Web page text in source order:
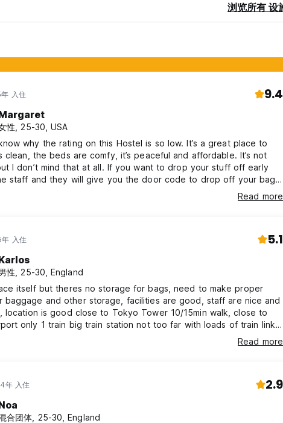
浏览所有 设
入住 9.4
性, 25-30, USA
why the rating on this Hostel is so low. It’s a great place to
clean, the beds are comfy, it’s peaceful and affordable. It’s not
I don’t mind that at all. If you want to drop your stuff off early
staff and they will give you the door code to drop off your bags
Read more
入住 5.1
性, 25-30, England
itself but theres no storage for bags, need to make proper
baggage and other storage, facilities are good, staff are nice and
location is good close to Tokyo Tower 10/15min walk, close to
only 1 train big train station not too far with loads of train links
Read more
年 入住 2.9
合团体, 25-30, England